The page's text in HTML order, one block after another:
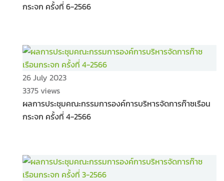
กระจก ครั้งที่ 6-2566
26 July 2023
3375 views
ผลการประชุมคณะกรรมการองค์การบริหารจัดการก๊าซเรือน
กระจก ครั้งที่ 4-2566